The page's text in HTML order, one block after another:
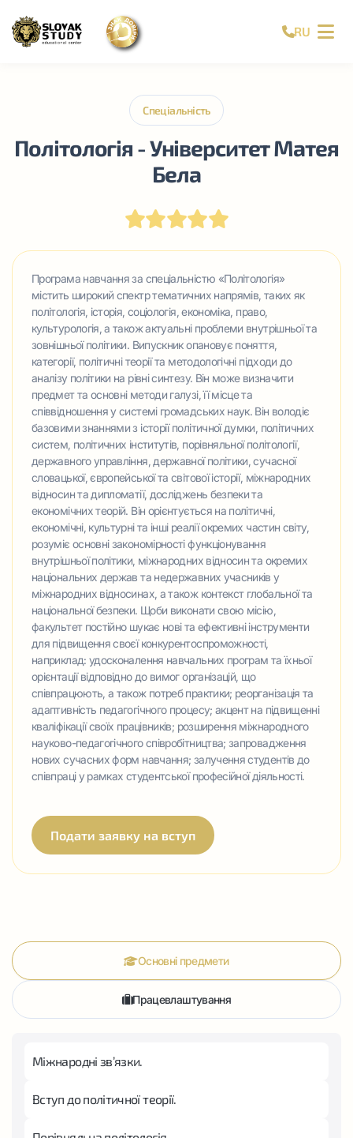
RU
Спеціальність
Політологія - Університет Матея
Бела
Програма навчання за спеціальністю «Політологія»
містить широкий спектр тематичних напрямів, таких як
політологія, історія, соціологія, економіка, право,
культурологія, а також актуальні проблеми внутрішньої та
зовнішньої політики. Випускник опановує поняття,
категорії, політичні теорії та методологічні підходи до
аналізу політики на рівні синтезу. Він може визначити
предмет та основні методи галузі, її місце та
співвідношення у системі громадських наук. Він володіє
базовими знаннями з історії політичної думки, політичних
систем, політичних інститутів, порівняльної політології,
державного управління, державної політики, сучасної
словацької, європейської та світової історії, міжнародних
відносин та дипломатії, досліджень безпеки та
економічних теорій. Він орієнтується на політичні,
економічні, культурні та інші реалії окремих частин світу,
розуміє основні закономірності функціонування
внутрішньої політики, міжнародних відносин та окремих
національних держав та недержавних учасників у
міжнародних відносинах, а також контекст глобальної та
національної безпеки. Щоби виконати свою місію,
факультет постійно шукає нові та ефективні інструменти
для підвищення своєї конкурентоспроможності,
наприклад: удосконалення навчальних програм та їхньої
орієнтації відповідно до вимог організацій, що
співпрацюють, а також потреб практики; реорганізація та
адаптивність педагогічного процесу; акцент на підвищенні
кваліфікації своїх працівників; розширення міжнародного
науково-педагогічного співробітництва; запровадження
нових сучасних форм навчання; залучення студентів до
співпраці у рамках студентської професійної діяльності.
Подати заявку на вступ
Основні предмети
Працевлаштування
Міжнародні зв’язки.
Вступ до політичної теорії.